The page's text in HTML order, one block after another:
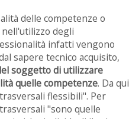
delle competenze o
degli
infatti vengono
sapere tecnico acquisito,
soggetto di utilizzare
quelle competenze. Da qui
flessibili". Per
"sono quelle